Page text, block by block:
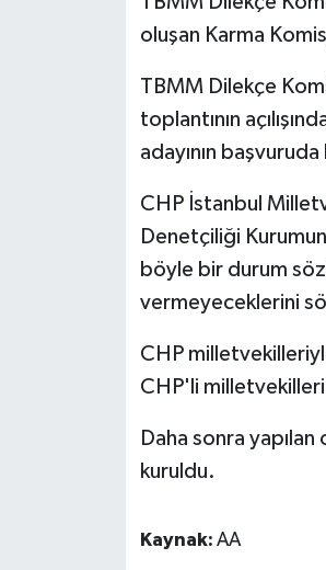
oluşan Karma
TBMM Dilekçe
toplantının
adayının
CHP İstanbul
Denetçiliği
böyle bir durum
vermeyeceklerini
CHP
CHP'li milletvekilleri
Daha sonra
kuruldu.
Kaynak: AA